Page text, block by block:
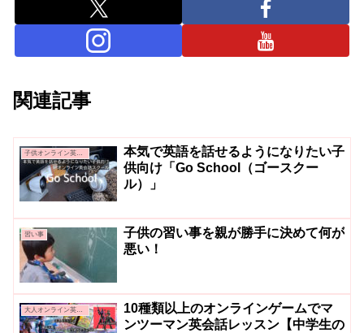
関連記事
子供オンライン英会話
本気で英語を話せるようになりたい子
供向け「Go School（ゴースクー
ル）」
習い事
子供の習い事を親が勝手に決めて何が
悪い！
大人オンライン英会話
10種類以上のオンラインゲームでマ
ンツーマン英会話レッスン【中学生の